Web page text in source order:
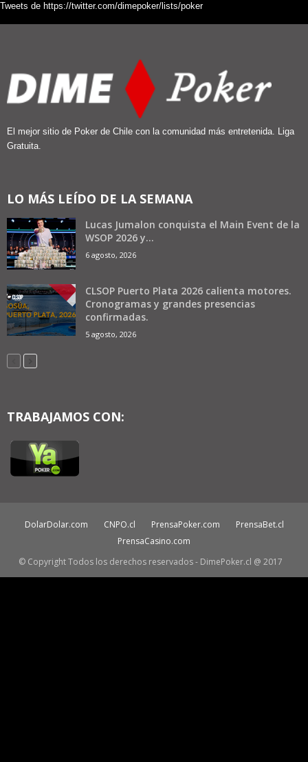
Tweets de https://twitter.com/dimepoker/lists/poker
El mejor sitio de Poker de Chile con la comunidad más entretenida. Liga
Gratuita.
LO MÁS LEÍDO DE LA SEMANA
Lucas Jumalon conquista el Main Event de la
WSOP 2026 y...
6 agosto, 2026
CLSOP Puerto Plata 2026 calienta motores.
Cronogramas y grandes presencias
confirmadas.
5 agosto, 2026
TRABAJAMOS CON:
DolarDolar.com CNPO.cl PrensaPoker.com
PrensaBet.cl
PrensaCasino.com
© Copyright Todos los derechos reservados - DimePoker.cl @ 2017